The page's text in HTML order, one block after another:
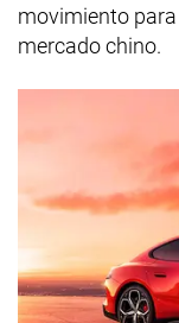
movimiento
mercado chino.